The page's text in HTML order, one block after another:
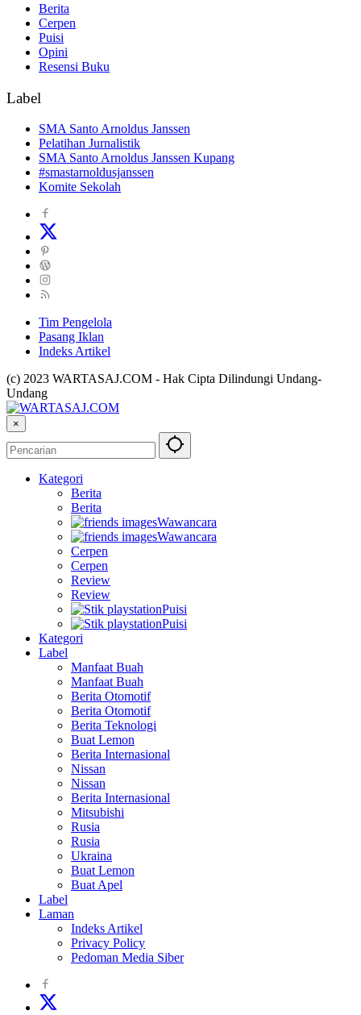
Berita
Cerpen
Puisi
Opini
Resensi Buku
Label
SMA Santo Arnoldus Janssen
Pelatihan Jurnalistik
SMA Santo Arnoldus Janssen Kupang
#smastarnoldusjanssen
Komite Sekolah
Tim Pengelola
Pasang Iklan
Indeks Artikel
(c) 2023 WARTASAJ.COM - Hak Cipta Dilindungi Undang-
Undang
×
Kategori
Berita
Berita
Wawancara
Wawancara
Cerpen
Cerpen
Review
Review
Puisi
Puisi
Kategori
Label
Manfaat Buah
Manfaat Buah
Berita Otomotif
Berita Otomotif
Berita Teknologi
Buat Lemon
Berita Internasional
Nissan
Nissan
Berita Internasional
Mitsubishi
Rusia
Rusia
Ukraina
Buat Lemon
Buat Apel
Label
Laman
Indeks Artikel
Privacy Policy
Pedoman Media Siber